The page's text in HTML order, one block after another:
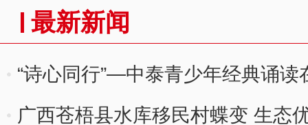
最新新闻
“诗心同行”—中泰青少年经典诵读
广西苍梧县水库移民村蝶变 生态